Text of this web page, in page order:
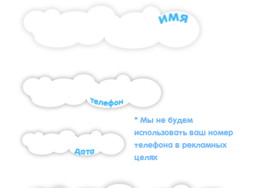
* Мы не будем
использовать ваш номер
телефона в рекламных
целях